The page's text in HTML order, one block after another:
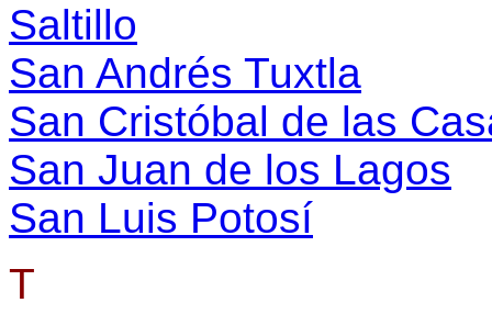
Saltillo
San Andrés Tuxtla
San Cristóbal de las
San Juan de los Lagos
San Luis Potosí
T